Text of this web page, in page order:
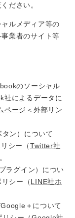
ださい。
ルメディア等の
業者のサイト等
のソーシャル
社によるデータに
ページ ＜外部リン
ン）について
シー（Twitter社
ラグイン）につい
シー（LINE社ホ
＋について